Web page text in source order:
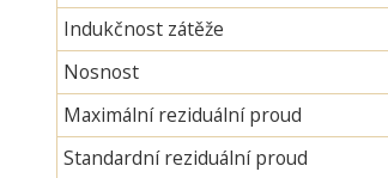
Indukčnost zátěže
Nosnost
Maximální reziduální proud
Standardní reziduální proud